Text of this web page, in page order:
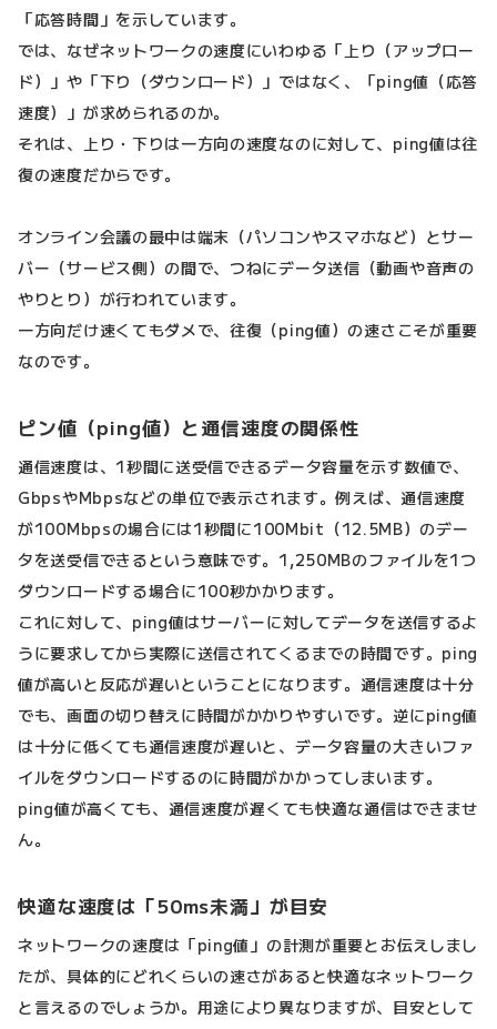
「応答時間」を示しています。
では、なぜネットワークの速度にいわゆる「上り（アップロー
ド）」や「下り（ダウンロード）」ではなく、「ping値（応答
速度）」が求められるのか。
それは、上り・下りは一方向の速度なのに対して、ping値は往
復の速度だからです。
オンライン会議の最中は端末（パソコンやスマホなど）とサー
バー（サービス側）の間で、つねにデータ送信（動画や音声の
やりとり）が行われています。
一方向だけ速くてもダメで、往復（ping値）の速さこそが重要
なのです。
ピン値（ping値）と通信速度の関係性
通信速度は、1秒間に送受信できるデータ容量を示す数値で、
GbpsやMbpsなどの単位で表示されます。例えば、通信速度
が100Mbpsの場合には1秒間に100Mbit（12.5MB）のデー
タを送受信できるという意味です。1,250MBのファイルを1つ
ダウンロードする場合に100秒かかります。
これに対して、ping値はサーバーに対してデータを送信するよ
うに要求してから実際に送信されてくるまでの時間です。ping
値が高いと反応が遅いということになります。通信速度は十分
でも、画面の切り替えに時間がかかりやすいです。逆にping値
は十分に低くても通信速度が遅いと、データ容量の大きいファ
イルをダウンロードするのに時間がかかってしまいます。
ping値が高くても、通信速度が遅くても快適な通信はできませ
ん。
快適な速度は「50ms未満」が目安
ネットワークの速度は「ping値」の計測が重要とお伝えしまし
たが、具体的にどれくらいの速さがあると快適なネットワーク
と言えるのでしょうか。用途により異なりますが、目安として